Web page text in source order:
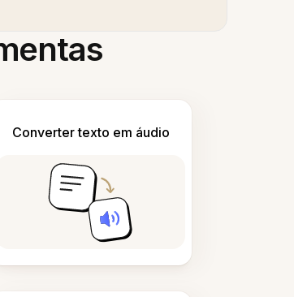
Converter texto em áudio